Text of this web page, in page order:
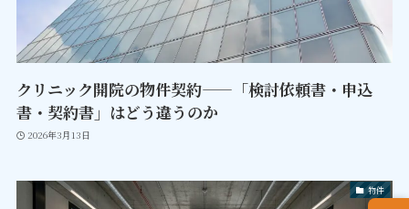
クリニック開院の物件契約——「検討依頼書・申込
書・契約書」はどう違うのか
2026年3月13日
物件